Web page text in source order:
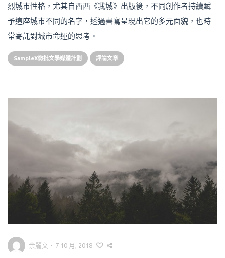
烈城市性格，尤其自西西《我城》出版後，不同創作者持續賦
予這座城市不同的名字，透過書寫呈現出它的多元面貌，也時
常寄託對城市命運的思考。
SampleX微批文學媒體計劃 評論文章
余麗文 • 7 10 月, 2018